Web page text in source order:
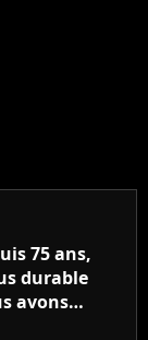
75 ans,
durable
avons
et les